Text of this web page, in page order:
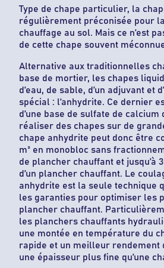
Type de chape particulier, la
régulièrement préconisée pour la
chauffage au sol. Mais ce n’est
de cette chape souvent
Alternative aux traditionnelles
base de mortier, les chapes
d’eau, de sable, d’un adjuvant et
spécial : l’anhydrite. Ce dernier
d’une base de sulfate de calcium
réaliser des chapes sur de
chape anhydrite peut donc être
m² en monobloc sans
de plancher chauffant et jusqu’à
d’un plancher chauffant. Le
anhydrite est la seule technique
les garanties pour optimiser les
plancher chauffant.
les planchers chauffants
une montée en température du
rapide et un meilleur rendement
une épaisseur plus fine qu’une